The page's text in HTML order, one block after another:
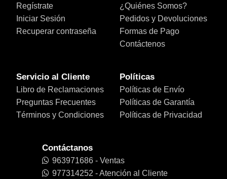
Regístrate
Iniciar Sesión
Recuperar contraseña
¿Quiénes Somos?
Pedidos y Devoluciones
Formas de Pago
Contáctenos
Servicio al Cliente
Libro de Reclamaciones
Preguntas Frecuentes
Términos y Condiciones
Políticas
Políticas de Envío
Políticas de Garantía
Políticas de Privacidad
Contáctanos
963971686 - Ventas
977314252 - Atención al Cliente